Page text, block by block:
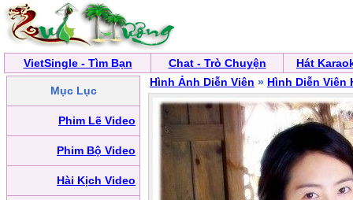
VietSingle - Tìm Bạn Chat - Trò Chuyện Hát
Mục Lục
Phim Lẽ Video
Phim Bộ Video
Hài Kịch Video
Hình Ảnh Diễn Viên » Hình Diễn Viên